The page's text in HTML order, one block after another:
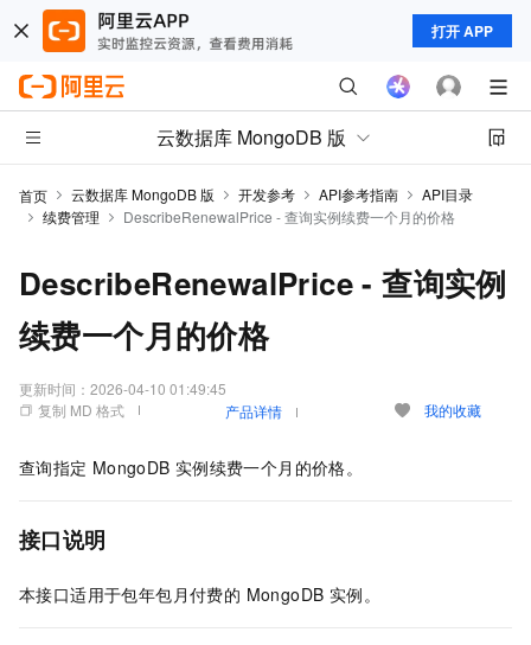
打开 APP
云数据库 MongoDB 版
首页 云数据库 MongoDB 版 开发参考 API参考指南
API目录
续费管理
DescribeRenewalPrice - 查询实例续费一个月的价格
DescribeRenewalPrice - 查询实例
续费一个月的价格
更新时间： 2026-04-10 01:49:45
复制 MD 格式
产品详情 我的收藏
查询指定 MongoDB 实例续费一个月的价格。
接口说明
本接口适用于包年包月付费的 MongoDB 实例。